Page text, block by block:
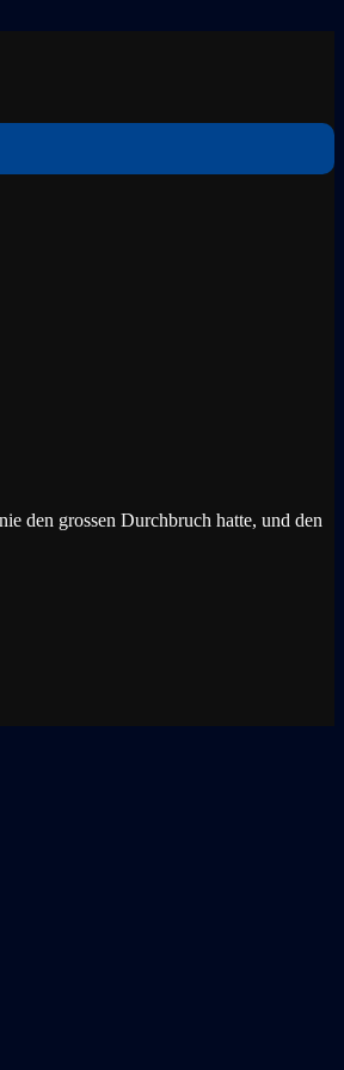
den grossen Durchbruch hatte, und den